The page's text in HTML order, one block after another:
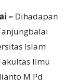
– Dihadapan
Islam
Ilmu
M.Pd